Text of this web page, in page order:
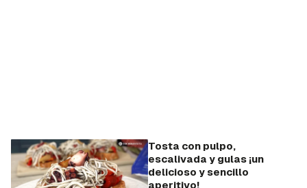
Tosta con pulpo,
escalivada y gulas ¡un
delicioso y sencillo
aperitivo!